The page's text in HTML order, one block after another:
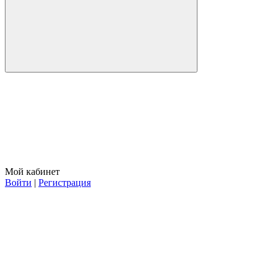
Мой кабинет
Войти | Регистрация